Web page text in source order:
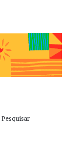
Pesquisar